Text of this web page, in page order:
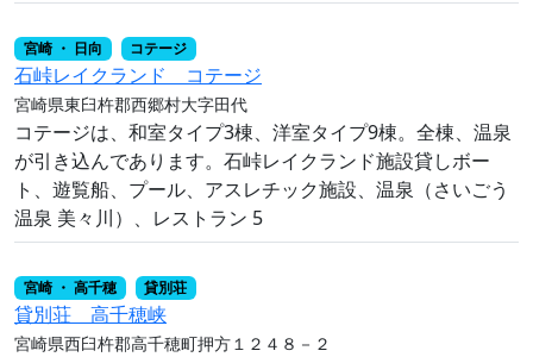
宮崎 ・ 日向 コテージ
石峠レイクランド コテージ
宮崎県東臼杵郡西郷村大字田代
コテージは、和室タイプ3棟、洋室タイプ9棟。全棟、温泉
が引き込んであります。石峠レイクランド施設貸しボー
ト、遊覧船、プール、アスレチック施設、温泉（さいごう
温泉 美々川）、レストラン 5
宮崎 ・ 高千穂 貸別荘
貸別荘 高千穂峡
宮崎県西臼杵郡高千穂町押方１２４８－２